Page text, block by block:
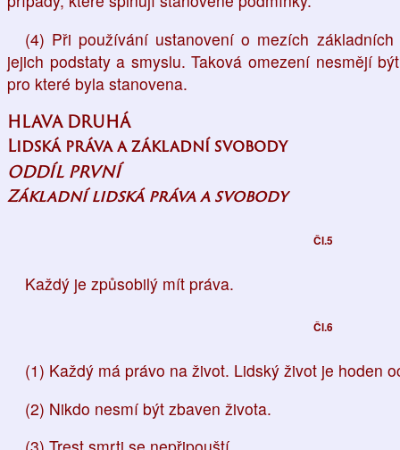
(4) Při používání ustanovení o mezích
jejich podstaty a smyslu. Taková omezení nesmějí
pro které byla stanovena.
HLAVA DRUHÁ
Lidská práva a základní svobody
ODDÍL PRVNÍ
Základní lidská práva a svobody
Čl.5
Každý je způsobilý mít práva.
Čl.6
(1) Každý má právo na život. Lidský život je hoden
(2) Nikdo nesmí být zbaven života.